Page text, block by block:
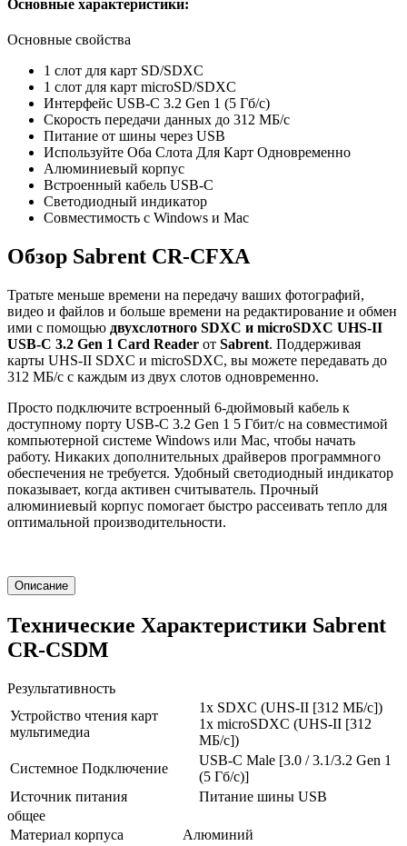
Основные характеристики:
Основные свойства
1 слот для карт SD/SDXC
1 слот для карт microSD/SDXC
Интерфейс USB-C 3.2 Gen 1 (5 Гб/с)
Скорость передачи данных до 312 МБ/с
Питание от шины через USB
Используйте Оба Слота Для Карт Одновременно
Алюминиевый корпус
Встроенный кабель USB-C
Светодиодный индикатор
Совместимость с Windows и Mac
Обзор Sabrent CR-CFXA
Тратьте меньше времени на передачу ваших фотографий,
видео и файлов и больше времени на редактирование и обмен
ими с помощью двухслотного SDXC и microSDXC UHS-II
USB-C 3.2 Gen 1 Card Reader от Sabrent. Поддерживая
карты UHS-II SDXC и microSDXC, вы можете передавать до
312 МБ/с с каждым из двух слотов одновременно.
Просто подключите встроенный 6-дюймовый кабель к
доступному порту USB-C 3.2 Gen 1 5 Гбит/с на совместимой
компьютерной системе Windows или Mac, чтобы начать
работу. Никаких дополнительных драйверов программного
обеспечения не требуется. Удобный светодиодный индикатор
показывает, когда активен считыватель. Прочный
алюминиевый корпус помогает быстро рассеивать тепло для
оптимальной производительности.
Описание
Технические Характеристики Sabrent
CR-CSDM
Результативность
Устройство чтения карт
мультимедиа
1x SDXC (UHS-II [312 МБ/с])
1x microSDXC (UHS-II [312
МБ/с])
Системное Подключение
USB-C Male [3.0 / 3.1/3.2 Gen 1
(5 Гб/с)]
Источник питания
Питание шины USB
общее
Материал корпуса
Алюминий